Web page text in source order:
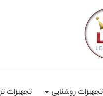
تجهیزات روشنایی تجهیزات